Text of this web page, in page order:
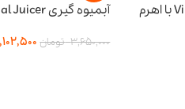
آب مرکبات‌گیر برقی مدل Vintage با اهرم
آبمیوه گیری BI-Directional Juicer پرودو
3,650,000 تومان